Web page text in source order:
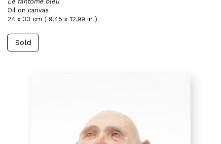
Oil on canvas
24 x 33 cm ( 9,45 x 12,99 in )
Sold